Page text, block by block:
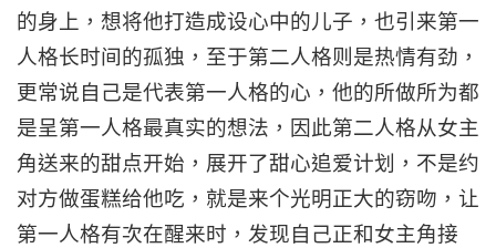
的身上，想将他打造成设心中的儿子，也引来第一
人格长时间的孤独，至于第二人格则是热情有劲，
更常说自己是代表第一人格的心，他的所做所为都
是呈第一人格最真实的想法，因此第二人格从女主
角送来的甜点开始，展开了甜心追爱计划，不是约
对方做蛋糕给他吃，就是来个光明正大的窃吻，让
第一人格有次在醒来时，发现自己正和女主角接